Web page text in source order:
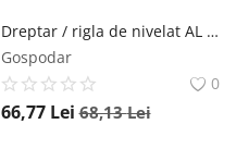
Dreptar / rigla de nivelat AL 1007, 100cm - Sola-03040101
Gospodar
0
66,77 Lei 68,13Lei